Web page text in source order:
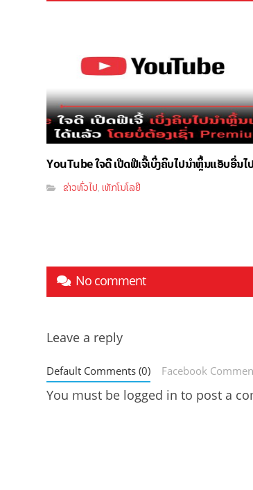
YouTube ໃຈດີ ເປີດຟີເຈີ້ເບິ່ງຄິບໄປນຳຫຼິ້ນແອັບອື່ນ
ຂ່າວທົ່ວໄປ,ເທັກໂນໂລຢີ
No comment
Leave a reply
Default Comments (0) Facebook
You must be logged in to post a